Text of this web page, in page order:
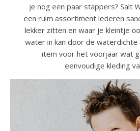
je nog een paar stappers? Salt
een ruim assortiment lederen
lekker zitten en waar je kleintje
water in kan door de waterdichte
item voor het voorjaar wat
eenvoudige kleding